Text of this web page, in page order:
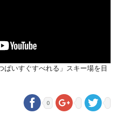
ぱいすぐすべれる」スキー場を目
0